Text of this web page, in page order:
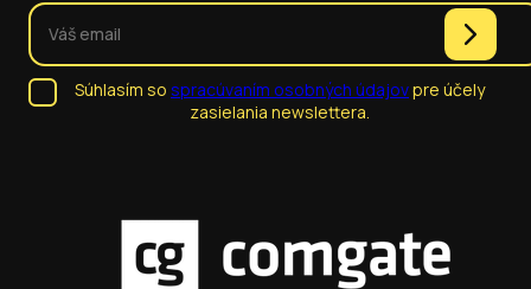
Súhlasím so spracúvaním osobných údajovpre účely
zasielania newslettera.